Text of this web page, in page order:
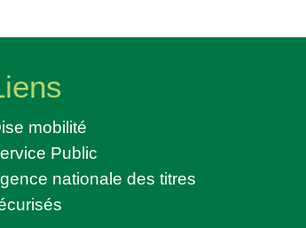
mobilité
Public
nationale des titres